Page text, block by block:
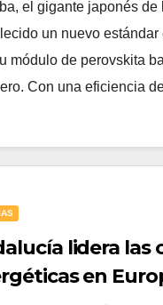
el gigante japonés de
un nuevo
módulo de perovskita
Con una eficiencia
lidera las
en